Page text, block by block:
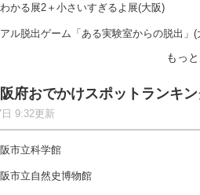
かる展2＋小さいすぎるよ展(大阪)
ル脱出ゲーム「ある実験室からの脱出」(
もっ
府おでかけスポットランキ
9:32更新
市立科学館
市立自然史博物館